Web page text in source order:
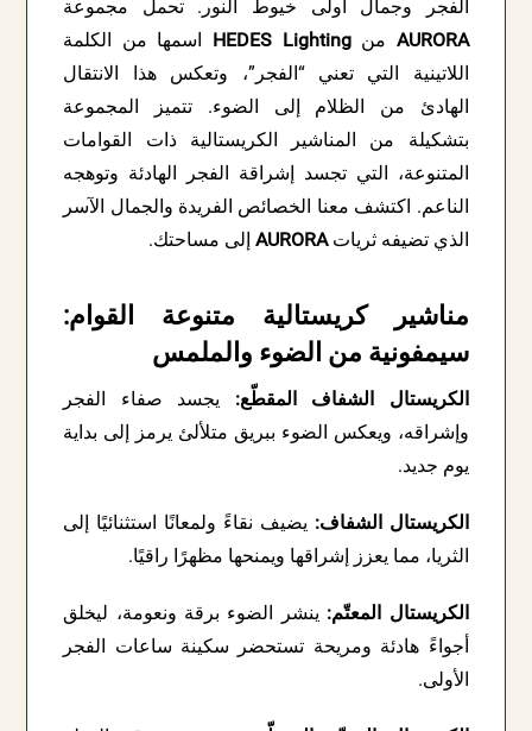
الفجر وجمال أولى خيوط النور. تحمل مجموعة
AURORA منHEDES Lighting اسمها من الكلمة
اللاتينية التي تعني “الفجر”، وتعكس هذا الانتقال
الهادئ من الظلام إلى الضوء. تتميز المجموعة
بتشكيلة من المناشير الكريستالية ذات القوامات
المتنوعة، التي تجسد إشراقة الفجر الهادئة وتوهجه
الناعم. اكتشف معنا الخصائص الفريدة والجمال الآسر
الذي تضيفه ثرياتAURORA إلى مساحتك.
مناشير كريستالية متنوعة القوام:
سيمفونية من الضوء والملمس
الكريستال الشفاف المقطّع: يجسد صفاء الفجر
وإشراقه، ويعكس الضوء ببريق متلألئ يرمز إلى بداية
يوم جديد.
الكريستال الشفاف: يضيف نقاءً ولمعانًا استثنائيًا إلى
الثريا، مما يعزز إشراقها ويمنحها مظهرًا راقيًا.
الكريستال المعتّم: ينشر الضوء برقة ونعومة، ليخلق
أجواءً هادئة ومريحة تستحضر سكينة ساعات الفجر
الأولى.